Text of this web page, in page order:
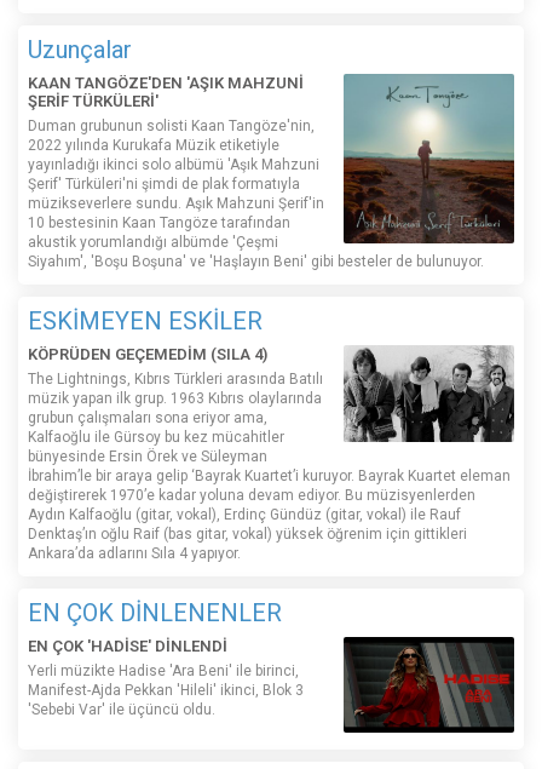
Uzunçalar
KAAN TANGÖZE'DEN 'AŞIK MAHZUNİ
ŞERİF TÜRKÜLERİ'
Duman grubunun solisti Kaan Tangöze'nin,
2022 yılında Kurukafa Müzik etiketiyle
yayınladığı ikinci solo albümü 'Aşık Mahzuni
Şerif' Türküleri'ni şimdi de plak formatıyla
müzikseverlere sundu. Aşık Mahzuni Şerif'in
10 bestesinin Kaan Tangöze tarafından
akustik yorumlandığı albümde 'Çeşmi
Siyahım', 'Boşu Boşuna' ve 'Haşlayın Beni' gibi besteler de bulunuyor.
ESKİMEYEN ESKİLER
KÖPRÜDEN GEÇEMEDİM (SILA 4)
The Lightnings, Kıbrıs Türkleri arasında Batılı
müzik yapan ilk grup. 1963 Kıbrıs olaylarında
grubun çalışmaları sona eriyor ama,
Kalfaoğlu ile Gürsoy bu kez mücahitler
bünyesinde Ersin Örek ve Süleyman
İbrahim’le bir araya gelip ‘Bayrak Kuartet’i kuruyor. Bayrak Kuartet eleman
değiştirerek 1970’e kadar yoluna devam ediyor. Bu müzisyenlerden
Aydın Kalfaoğlu (gitar, vokal), Erdinç Gündüz (gitar, vokal) ile Rauf
Denktaş’ın oğlu Raif (bas gitar, vokal) yüksek öğrenim için gittikleri
Ankara’da adlarını Sıla 4 yapıyor.
EN ÇOK DİNLENENLER
EN ÇOK 'HADİSE' DİNLENDİ
Yerli müzikte Hadise 'Ara Beni' ile birinci,
Manifest-Ajda Pekkan 'Hileli' ikinci, Blok 3
'Sebebi Var' ile üçüncü oldu.